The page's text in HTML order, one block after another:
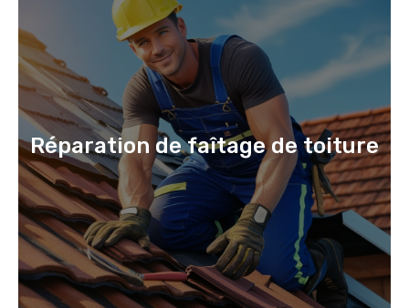
Réparation de faîtage de toiture